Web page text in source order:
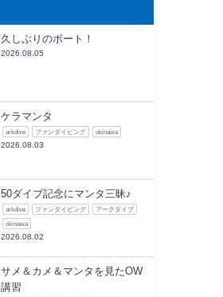
久しぶりのボート！
2026.08.05
ケラマンタ
arkdive ファンダイビング okinawa
2026.08.03
50ダイブ記念にマンタ三昧♪
arkdive ファンダイビング アークダイブ
okinawa
2026.08.02
サメ＆カメ＆マンタを見たOW
講習